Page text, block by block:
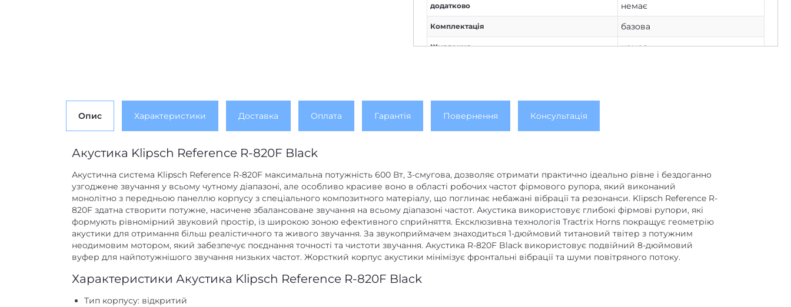
додатково немає
Комплектація базова
Живлення немає
Підключення
немає
AirPlay немає
Bluetooth немає
DLNA немає
Ethernet немає
Опис Характеристики Доставка Оплата Гарантія Повернення Консультація
Акустика Klipsch Reference R-820F Black
Акустична система Klipsch Reference R-820F максимальна потужність 600 Вт, 3-смугова, дозволяє отримати практично ідеально рівне і бездоганно
узгоджене звучання у всьому чутному діапазоні, але особливо красиве воно в області робочих частот фірмового рупора, який виконаний
монолітно з передньою панеллю корпусу з спеціального композитного матеріалу, що поглинає небажані вібрації та резонанси. Klipsch Reference R-
820F здатна створити потужне, насичене збалансоване звучання на всьому діапазоні частот. Акустика використовує глибокі фірмові рупори, які
формують рівномірний звуковий простір, із широкою зоною ефективного сприйняття. Ексклюзивна технологія Tractrix Horns покращує геометрію
акустики для отримання більш реалістичного та живого звучання. За звукоприймачем знаходиться 1-дюймовий титановий твітер з потужним
неодимовим мотором, який забезпечує поєднання точності та чистоти звучання. Акустика R-820F Black використовує подвійний 8-дюймовий
вуфер для найпотужнішого звучання низьких частот. Жорсткий корпус акустики мінімізує фронтальні вібрації та шуми повітряного потоку.
Характеристики Акустика Klipsch Reference R-820F Black
Тип корпусу: відкритий